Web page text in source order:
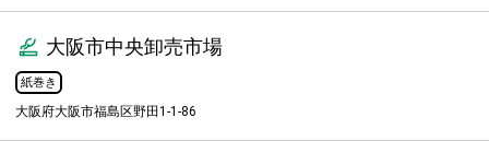
大阪市中央卸売市場
紙巻き
大阪府大阪市福島区野田1-1-86